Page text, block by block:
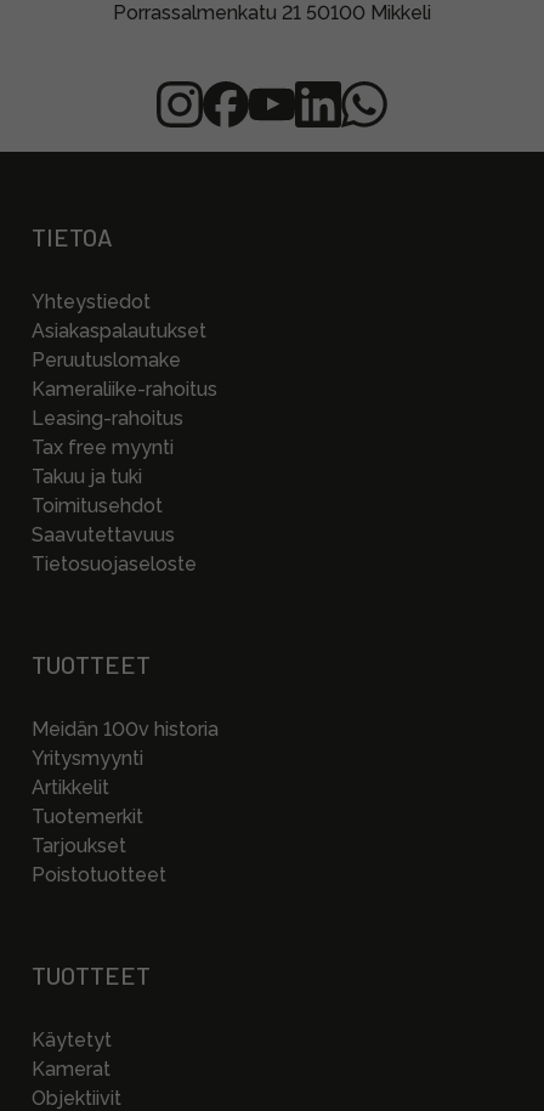
Porrassalmenkatu 21 50100 Mikkeli
TIETOA
Yhteystiedot
Asiakaspalautukset
Peruutuslomake
Kameraliike-rahoitus
Leasing-rahoitus
Tax free myynti
Takuu ja tuki
Toimitusehdot
Saavutettavuus
Tietosuojaseloste
TUOTTEET
Meidän 100v historia
Yritysmyynti
Artikkelit
Tuotemerkit
Tarjoukset
Poistotuotteet
TUOTTEET
Käytetyt
Kamerat
Objektiivit